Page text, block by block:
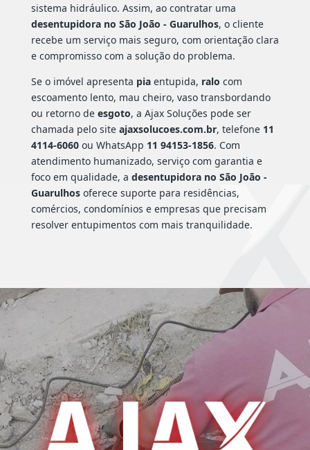
sistema hidráulico. Assim, ao contratar uma
desentupidora no São João - Guarulhos, o cliente
recebe um serviço mais seguro, com orientação clara
e compromisso com a solução do problema.
Se o imóvel apresenta piaentupida, ralo com
escoamento lento, mau cheiro, vaso transbordando
ou retorno de esgoto, a Ajax Soluções pode ser
chamada pelo site ajaxsolucoes.com.br, telefone 11
4114-6060ou WhatsApp 11 94153-1856. Com
atendimento humanizado, serviço com garantia e
foco em qualidade, a desentupidora no São João -
Guarulhosoferece suporte para residências,
comércios, condomínios e empresas que precisam
resolver entupimentos com mais tranquilidade.